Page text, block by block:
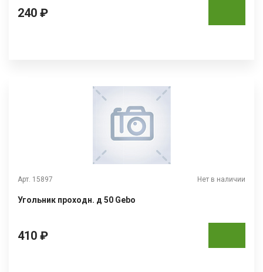
240 ₽
Арт. 15897 Нет в наличии
Угольник проходн. д 50 Gebo
410 ₽